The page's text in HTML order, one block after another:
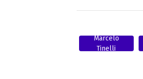
Marcelo
Tinelli